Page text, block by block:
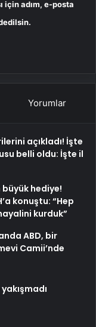
için adım, e-posta
Yorumlar
açıkladı! İşte
belli oldu: İşte il
hediye!
konuştu: “Hep
kurduk”
ABD, bir
Camii’nde